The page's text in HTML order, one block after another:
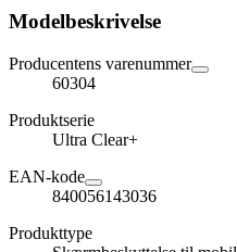
Modelbeskrivelse
Producentens varenummer
60304
Produktserie
Ultra Clear+
EAN-kode
840056143036
Produkttype